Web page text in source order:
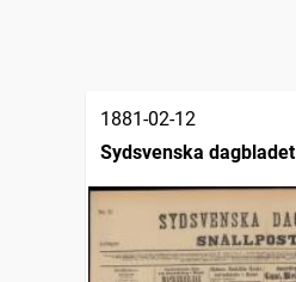
1881-02-12
Sydsvenska dagbladet